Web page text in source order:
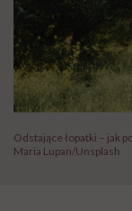
Odstające łopatki – jak
Maria Lupan/Unsplash